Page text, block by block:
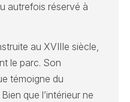
autrefois réservé à
au XVIIIe siècle,
le parc. Son
témoigne du
que l’intérieur ne